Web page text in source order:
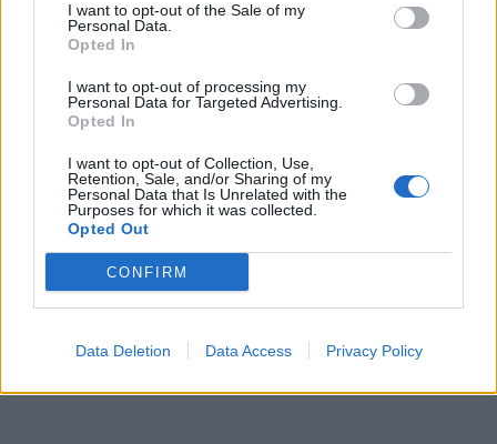
I want to opt-out of the Sale of my
Personal Data.
Opted In
I want to opt-out of processing my
Personal Data for Targeted Advertising.
Opted In
I want to opt-out of Collection, Use,
Retention, Sale, and/or Sharing of my
Personal Data that Is Unrelated with the
Purposes for which it was collected.
Opted Out
CONFIRM
Data Deletion Data Access Privacy Policy
La salade d’épinards et de crevettes :
50 g d’épinards -
5 crevettes cuites - 2 tasses de laitue hachée - 2 gousses
d’ail haché finement - Pour assaisonner, ajoutez une
cuillère à soupe de vinaigre de cidre et de l’huile d’olive.
Maigrir
Recette